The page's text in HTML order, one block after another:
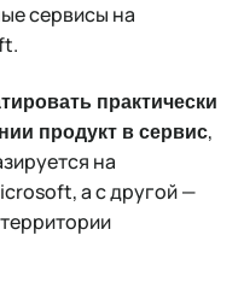
сервисы на
практически
продукт в сервис,
на
а с другой —